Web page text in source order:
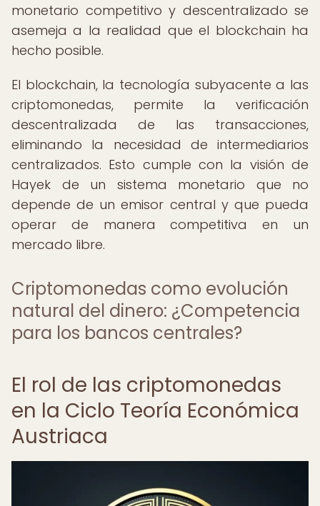
monetario competitivo y descentralizado se
asemeja a la realidad que el blockchain ha
hecho posible.
El blockchain, la tecnología subyacente a las
criptomonedas, permite la verificación
descentralizada de las transacciones,
eliminando la necesidad de intermediarios
centralizados. Esto cumple con la visión de
Hayek de un sistema monetario que no
depende de un emisor central y que pueda
operar de manera competitiva en un
mercado libre.
Criptomonedas como evolución
natural del dinero: ¿Competencia
para los bancos centrales?
El rol de las criptomonedas
en la Ciclo Teoría Económica
Austriaca